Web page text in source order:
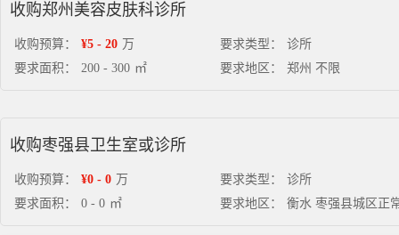
收购郑州美容皮肤科诊所
收购预算： ¥5 - 20 万
要求面积：
200 - 300 ㎡
要求类型：
诊所
要求地区：
郑州 不限
收购枣强县卫生室或诊所
收购预算： ¥0 - 0 万
要求面积：
0 - 0 ㎡
要求类型：
诊所
要求地区：
衡水 枣强县城区正常营业的卫生